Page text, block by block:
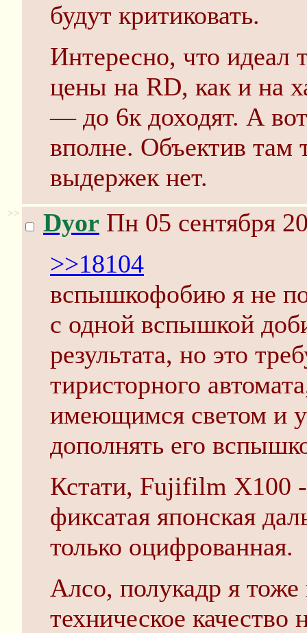
будут критиковать.
Интересно, что идеал
цены на RD, как и на
— до 6к доходят. А
вполне. Объектив там
выдержек нет.
>> Dyor Пн 05 сентября
>>18104
вспышкофобию я не
с одной вспышкой
результата, но это
тиристорного
имеющимся светом и
дополнять его
Кстати, Fujifilm X100 -
фиксатая японская
только оцифрованная.
Алсо, полукадр я
техническое качество